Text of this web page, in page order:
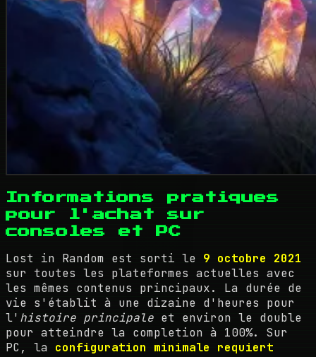
Informations pratiques
pour l'achat sur
consoles et PC
Lost in Random est sorti le 9 octobre 2021
sur toutes les plateformes actuelles avec
les mêmes contenus principaux. La durée de
vie s'établit à une dizaine d'heures pour
l' histoire principale et environ le double
pour atteindre la completion à 100%. Sur
PC, la configuration minimale requiert